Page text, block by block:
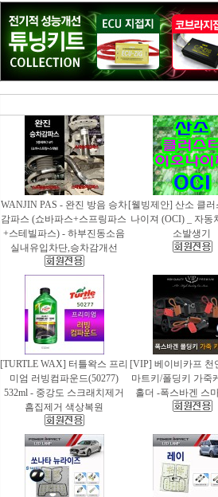
WANJIN PAS - 완진 방음 승차
감파스 (쇼바파스+스프링파스
+스테빌파스) - 하부진동소음
실내유입차단,승차감개선
[웰빙제안] 산소 클
나이져 (OCI) _ 자동
소발생기
[TURTLE WAX] 터틀왁스 프리
미엄 러빙컴파운드(50277)
532ml - 중강도 스크래치제거
흠집제거 색상복원
[VIP] 베이비카프 천
마트키/폴딩키 가죽
홀더 -폭스바겐 스